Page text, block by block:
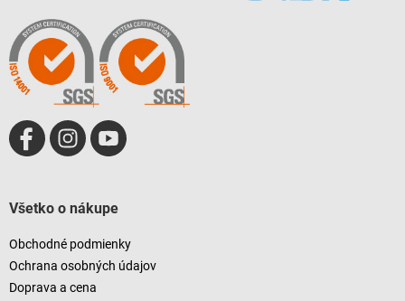
Všetko o nákupe
Obchodné podmienky
Ochrana osobných údajov
Doprava a cena